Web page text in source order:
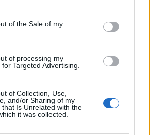
specified purposes in below Google
of the Sale of my
of processing my
Targeted Advertising.
of Collection, Use,
and/or Sharing of my
that Is Unrelated with the
it was collected.
generoso e stile di
In condizioni di traffico, la scia
e l’energia
la necessità di una
dove decide il
no
sui rettilinei, quando la